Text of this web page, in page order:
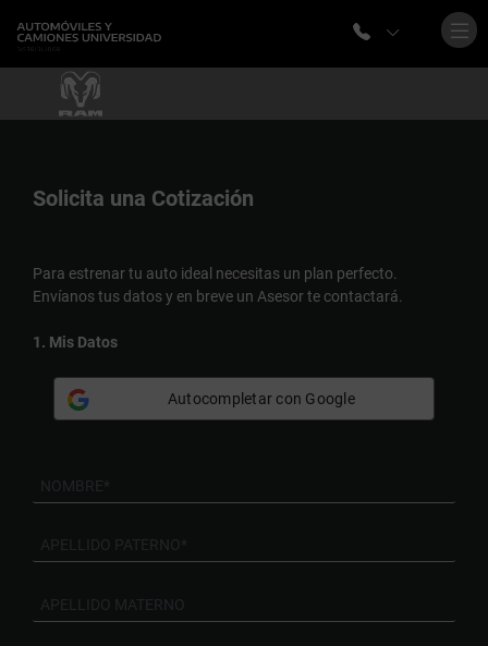
Solicita una Cotización
Para estrenar tu auto ideal necesitas un plan perfecto.
Envíanos tus datos y en breve un Asesor te contactará.
1. Mis Datos
Autocompletar con Google